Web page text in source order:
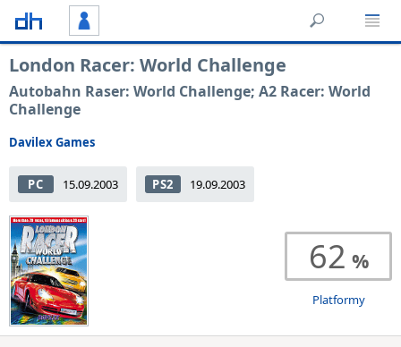
London Racer: World Challenge
Autobahn Raser: World Challenge; A2 Racer: World
Challenge
Davilex Games
PC 15.09.2003 PS2 19.09.2003
62
Platformy